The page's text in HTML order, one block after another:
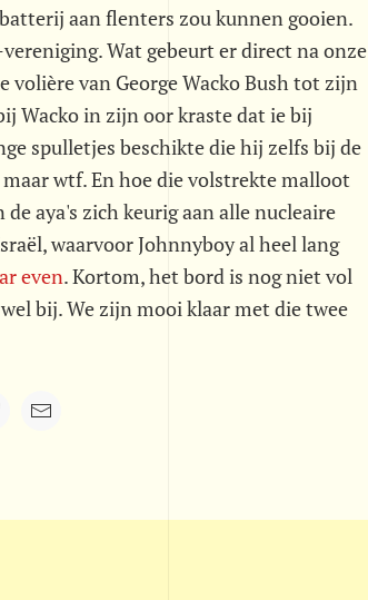
aan flenters zou kunnen gooien.
Wat gebeurt er direct na onze
volière van George Wacko Bush tot zijn
Wacko in zijn oor kraste dat ie bij
spulletjes beschikte die hij zelfs bij de
wtf. En hoe die volstrekte malloot
de aya's zich keurig aan alle nucleaire
waarvoor Johnnyboy al heel lang
even. Kortom, het bord is nog niet vol
bij. We zijn mooi klaar met die twee